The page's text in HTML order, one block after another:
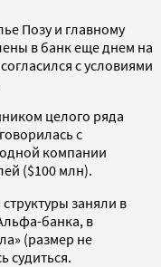
Позу и главному
в банк еще днем на
с условиями
целого ряда
с
компании
($100 млн).
заняли в
банка, в
(размер не
судиться.